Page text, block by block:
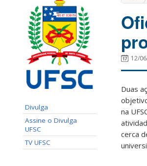
Divulga
Assine o Divulga
UFSC
TV UFSC
12/
Duas
na
cerca